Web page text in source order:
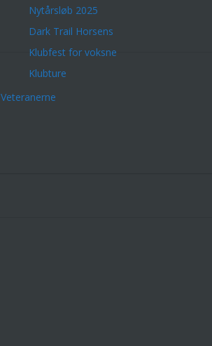
Nytårsløb 2025
Dark Trail Horsens
Klubfest for voksne
Klubture
Veteranerne